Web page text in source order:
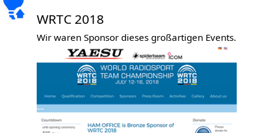
WRTC 2018
Wir waren Sponsor dieses großartigen Events.